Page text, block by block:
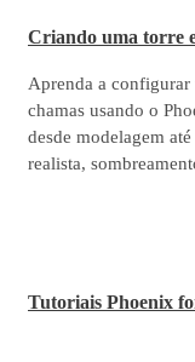
Criando uma torre
Aprenda a configurar
chamas usando o
desde modelagem
realista,
Tutoriais Phoenix